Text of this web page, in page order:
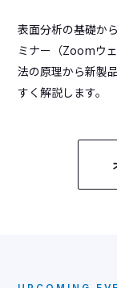
表面分析の基礎か
ミナー（Zoomウ
法の原理から新製
すく解説します。